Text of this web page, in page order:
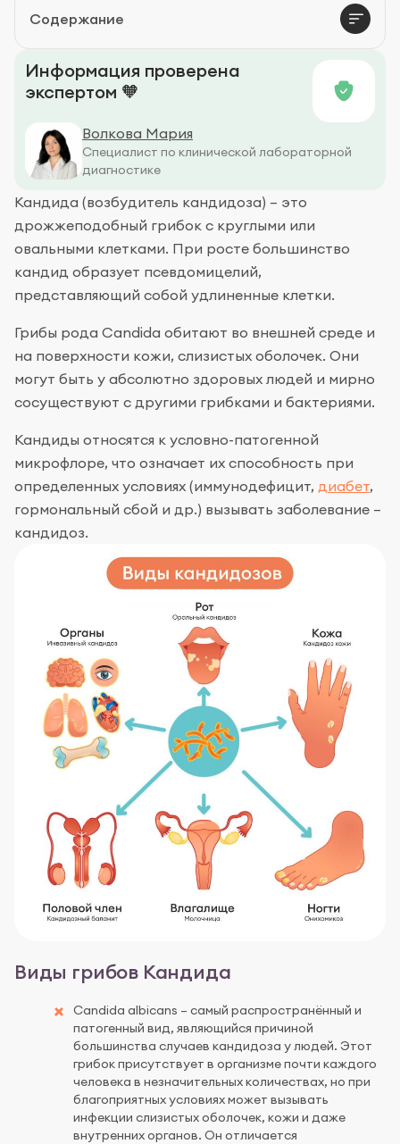
Содержание
Профилактика кандидоза
Информация проверена
экспертом 🧡
Волкова Мария
Специалист по клинической лабораторной
диагностике
Кандида (возбудитель кандидоза) – это
дрожжеподобный грибок с круглыми или
овальными клетками. При росте большинство
кандид образует псевдомицелий,
представляющий собой удлиненные клетки.
Грибы рода Candida обитают во внешней среде и
на поверхности кожи, слизистых оболочек. Они
могут быть у абсолютно здоровых людей и мирно
сосуществуют с другими грибками и бактериями.
Кандиды относятся к условно-патогенной
микрофлоре, что означает их способность при
определенных условиях (иммунодефицит, диабет,
гормональный сбой и др.) вызывать заболевание –
кандидоз.
Виды грибов Кандида
Candida albicans – самый распространённый и
патогенный вид, являющийся причиной
большинства случаев кандидоза у людей. Этот
грибок присутствует в организме почти каждого
человека в незначительных количествах, но при
благоприятных условиях может вызывать
инфекции слизистых оболочек, кожи и даже
внутренних органов. Он отличается